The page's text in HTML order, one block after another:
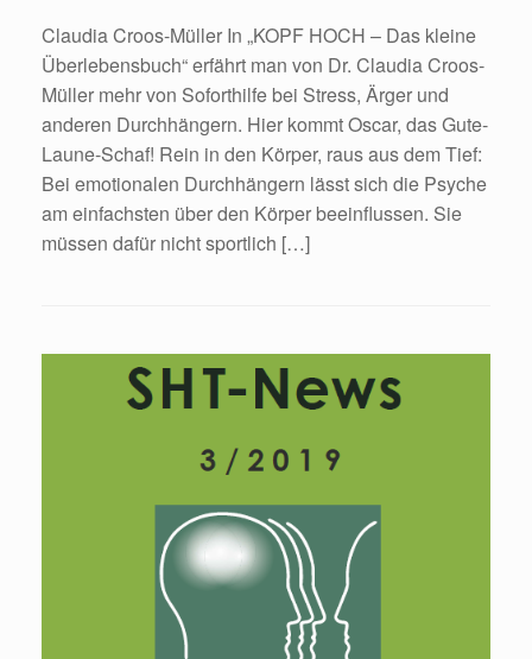
Claudia Croos-Müller In „KOPF HOCH – Das kleine
Überlebensbuch“ erfährt man von Dr. Claudia Croos-
Müller mehr von Soforthilfe bei Stress, Ärger und
anderen Durchhängern. Hier kommt Oscar, das Gute-
Laune-Schaf! Rein in den Körper, raus aus dem Tief:
Bei emotionalen Durchhängern lässt sich die Psyche
am einfachsten über den Körper beeinflussen. Sie
müssen dafür nicht sportlich […]